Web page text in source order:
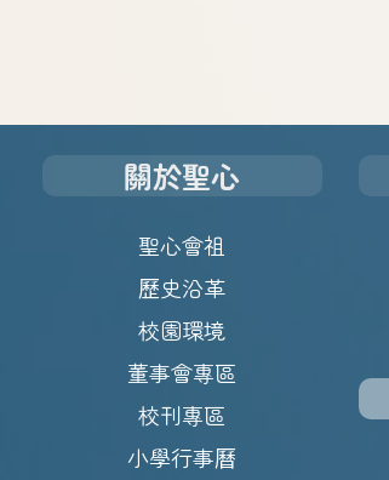
關於聖心
聖心會祖
歷史沿革
校園環境
董事會專區
校刊專區
小學行事曆